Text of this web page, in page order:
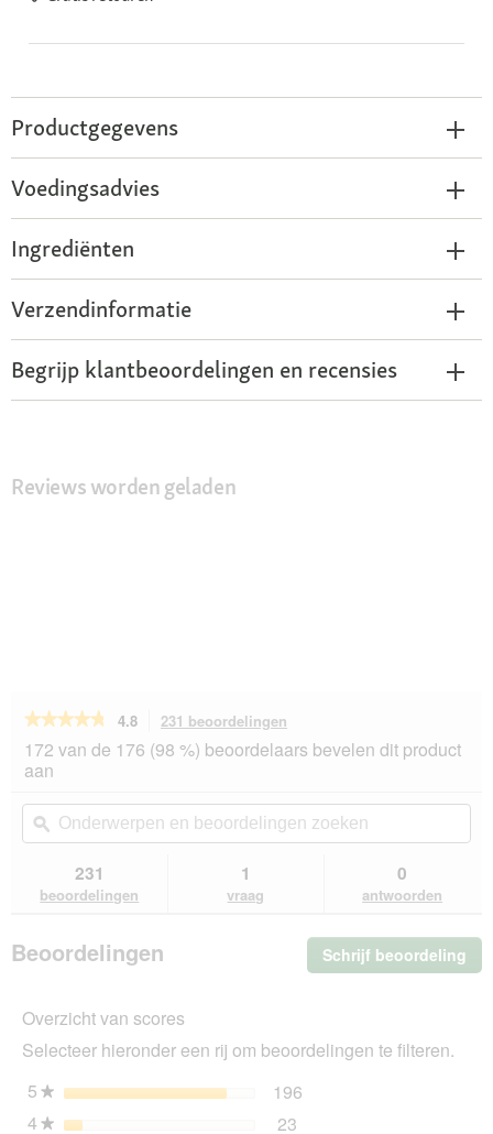
Productgegevens
Voedingsadvies
Ingrediënten
Verzendinformatie
Begrijp klantbeoordelingen en recensies
Reviews worden geladen
★★★★★
★★★★★
van
Beoordelingen
lezen
Sheba
Classics
22
Gevogelte
22x85
4.8 231 beoordelingen
deze
actie
u
naar
beoordelingen.
172 van de 176 (98 %) beoordelaars bevelen dit product
aan
Onderwerpen
en
beoordelingen
ϙ
231
beoordelingen
1
vraag
0
antwoorden
Beoordelingen Schrijf beoordeling
Met
Overzicht van scores
Selecteer hieronder een rij om beoordelingen te filteren.
5★ sterren 196
4★ sterren 23